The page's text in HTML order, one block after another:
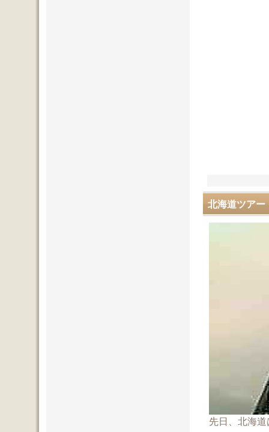
北海道ツアー
先日、北海